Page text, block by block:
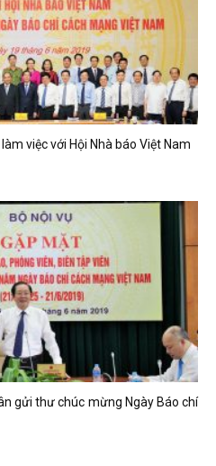
việc với Hội Nhà báo Việt Nam
gửi thư chúc mừng Ngày Báo chí